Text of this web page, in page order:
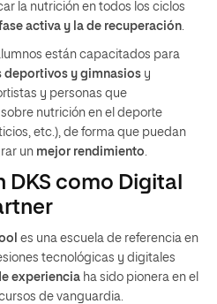
la nutrición en todos los ciclos
activa y la de recuperación.
están capacitados para
deportivos y gimnasios y
y personas que
sobre nutrición en el deporte
etc.), de forma que puedan
un mejor rendimiento.
DKS como Digital
es una escuela de referencia en
tecnológicas y digitales
experiencia ha sido pionera en el
de vanguardia.